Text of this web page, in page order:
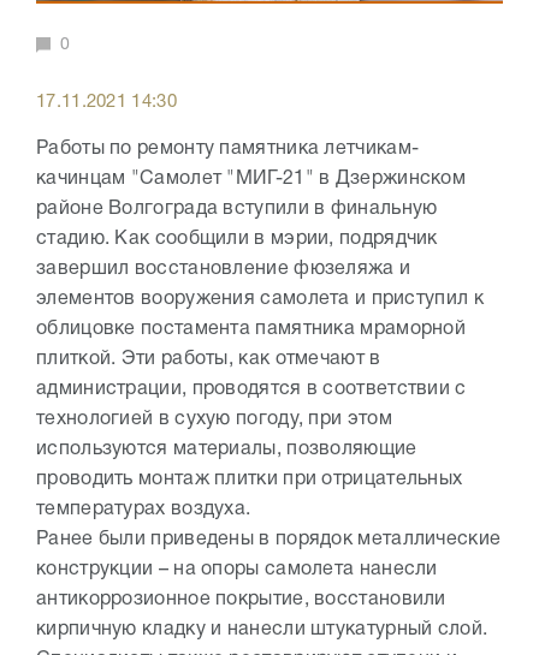
0
17.11.2021 14:30
Работы по ремонту памятника летчикам-
качинцам "Самолет "МИГ-21" в Дзержинском
районе Волгограда вступили в финальную
стадию. Как сообщили в мэрии, подрядчик
завершил восстановление фюзеляжа и
элементов вооружения самолета и приступил к
облицовке постамента памятника мраморной
плиткой. Эти работы, как отмечают в
администрации, проводятся в соответствии с
технологией в сухую погоду, при этом
используются материалы, позволяющие
проводить монтаж плитки при отрицательных
температурах воздуха.
Ранее были приведены в порядок металлические
конструкции – на опоры самолета нанесли
антикоррозионное покрытие, восстановили
кирпичную кладку и нанесли штукатурный слой.